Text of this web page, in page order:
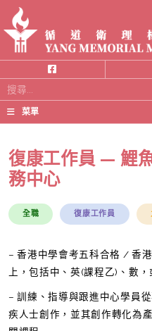
搜
尋
關
字:
菜單
復康工作員 — 鯉
務中心
全職 復康工作員
– 香港中學會考五科合格 / 香
上，包括中、英(課程乙)、數，
– 訓練、指導與跟進中心學員
疾人士創作，並其創作轉化為